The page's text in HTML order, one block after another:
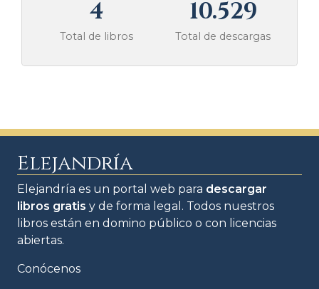
4
Total de libros
10.529
Total de descargas
Elejandría
Elejandría es un portal web para descargar
libros gratis y de forma legal. Todos nuestros
libros están en domino público o con licencias
abiertas.
Conócenos